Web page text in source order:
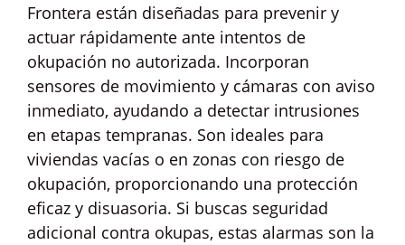
Frontera están diseñadas para prevenir y
actuar rápidamente ante intentos de
okupación no autorizada. Incorporan
sensores de movimiento y cámaras con aviso
inmediato, ayudando a detectar intrusiones
en etapas tempranas. Son ideales para
viviendas vacías o en zonas con riesgo de
okupación, proporcionando una protección
eficaz y disuasoria. Si buscas seguridad
adicional contra okupas, estas alarmas son la